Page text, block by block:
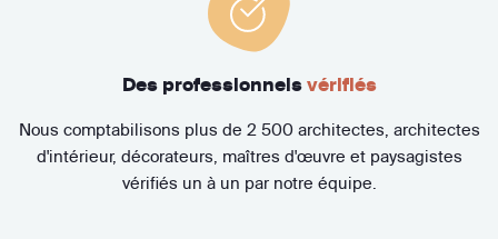
Des professionnels vérifiés
Nous comptabilisons plus de 2 500 architectes, architectes
d'intérieur, décorateurs, maîtres d'œuvre et paysagistes
vérifiés un à un par notre équipe.